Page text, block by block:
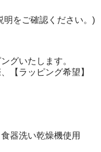
明をご確認ください。)
グいたします。
【ラッピング希望】
器洗い乾燥機使用